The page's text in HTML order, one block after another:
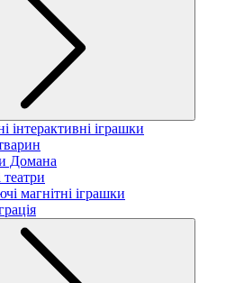
інтерактивні іграшки
Домана
театри
магнітні іграшки